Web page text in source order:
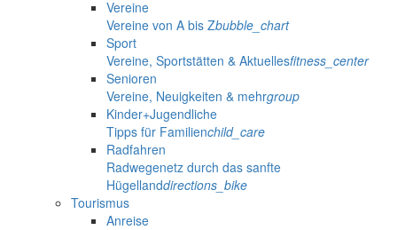
Vereine
Vereine von A bis Zbubble_chart
Sport
Vereine, Sportstätten & Aktuellesfitness_center
Senioren
Vereine, Neuigkeiten & mehrgroup
Kinder+Jugendliche
Tipps für Familienchild_care
Radfahren
Radwegenetz durch das sanfte
Hügellanddirections_bike
Tourismus
Anreise